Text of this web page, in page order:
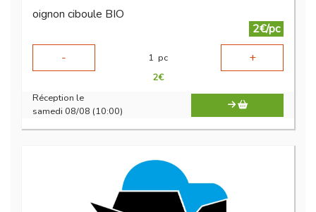
oignon ciboule BIO
2€/pc
-
1 pc +
2€
Réception le
samedi 08/08 (10:00)